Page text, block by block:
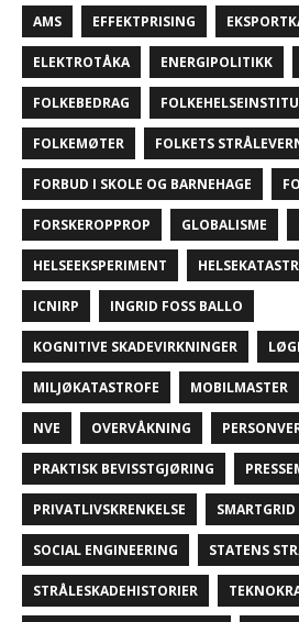
AMS EFFEKTPRISING
ELEKTROTÅKA ENERGIPOLITIKK
FOLKEBEDRAG
FOLKEMØTER FOLKETS
FORBUD I SKOLE OG BARNEHAGE
FORSKEROPPROP GLOBALISME
HELSEEKSPERIMENT
ICNIRP INGRID FOSS BALLO
KOGNITIVE SKADEVIRKNINGER
MILJØKATASTROFE MOBILMASTER
NVE OVERVÅKNING
PRAKTISK BEVISSTGJØRING
PRIVATLIVSKRENKELSE SMARTGRID
SOCIAL ENGINEERING STATENS
STRÅLESKADEHISTORIER